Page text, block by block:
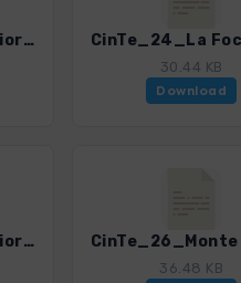
CinTe_23_Riomaggiore-Corniglia.gpx
30.44 KB
Download
CinTe_25_Riomaggiore - Colle del Telegrafo.gpx
36.48 KB